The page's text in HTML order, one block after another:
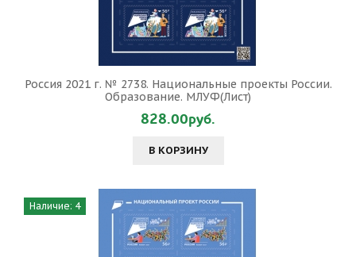
Россия 2021 г. № 2738. Национальные проекты России.
Образование. МЛУФ(Лист)
828.00руб.
В КОРЗИНУ
Наличие: 4